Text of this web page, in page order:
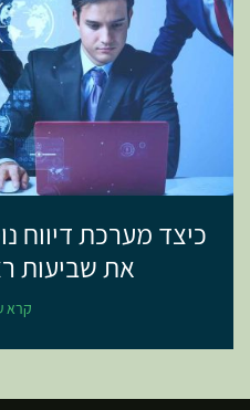
כיצד מערכת דיווח
את שביעות
קרא